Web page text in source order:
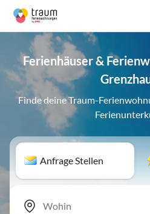
Ferienhäuser &
Finde deine Traum-
Anfrage Stellen